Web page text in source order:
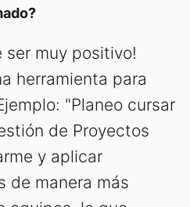
ser muy positivo!
herramienta para
"Planeo cursar
de Proyectos
y aplicar
de manera más